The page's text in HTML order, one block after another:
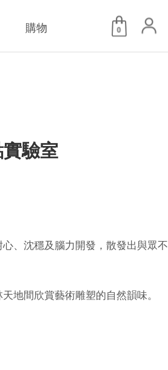
購物 0
驗室
、沈穩及腦力開發，散發出與眾不
地間欣賞藝術雕塑的自然韻味。